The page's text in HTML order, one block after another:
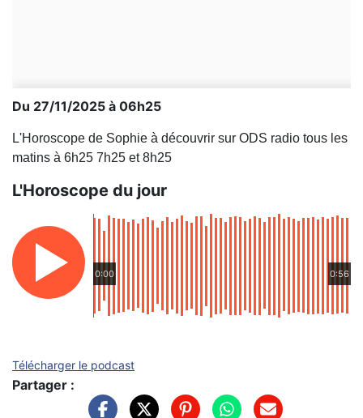
Du 27/11/2025 à 06h25
L'Horoscope de Sophie à découvrir sur ODS radio tous les
matins à 6h25 7h25 et 8h25
L'Horoscope du jour
0:00 0:56
Télécharger le podcast
Partager :